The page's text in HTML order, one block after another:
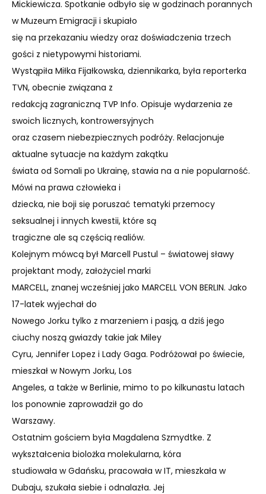
Mickiewicza. Spotkanie odbyło się w godzinach porannych
w Muzeum Emigracji i skupiało
się na przekazaniu wiedzy oraz doświadczenia trzech
gości z nietypowymi historiami.
Wystąpiła Miłka Fijałkowska, dziennikarka, była reporterka
TVN, obecnie związana z
redakcją zagraniczną TVP Info. Opisuje wydarzenia ze
swoich licznych, kontrowersyjnych
oraz czasem niebezpiecznych podróży. Relacjonuje
aktualne sytuacje na każdym zakątku
świata od Somali po Ukrainę, stawia na a nie popularność.
Mówi na prawa człowieka i
dziecka, nie boji się poruszać tematyki przemocy
seksualnej i innych kwestii, które są
tragiczne ale są częścią realiów.
Kolejnym mówcą był Marcell Pustul – światowej sławy
projektant mody, założyciel marki
MARCELL, znanej wcześniej jako MARCELL VON BERLIN. Jako
17-latek wyjechał do
Nowego Jorku tylko z marzeniem i pasją, a dziś jego
ciuchy noszą gwiazdy takie jak Miley
Cyru, Jennifer Lopez i Lady Gaga. Podróżował po świecie,
mieszkał w Nowym Jorku, Los
Angeles, a także w Berlinie, mimo to po kilkunastu latach
los ponownie zaprowadził go do
Warszawy.
Ostatnim gościem była Magdalena Szmydtke. Z
wykształcenia biolożka molekularna, kóra
studiowała w Gdańsku, pracowała w IT, mieszkała w
Dubaju, szukała siebie i odnalazła. Jej